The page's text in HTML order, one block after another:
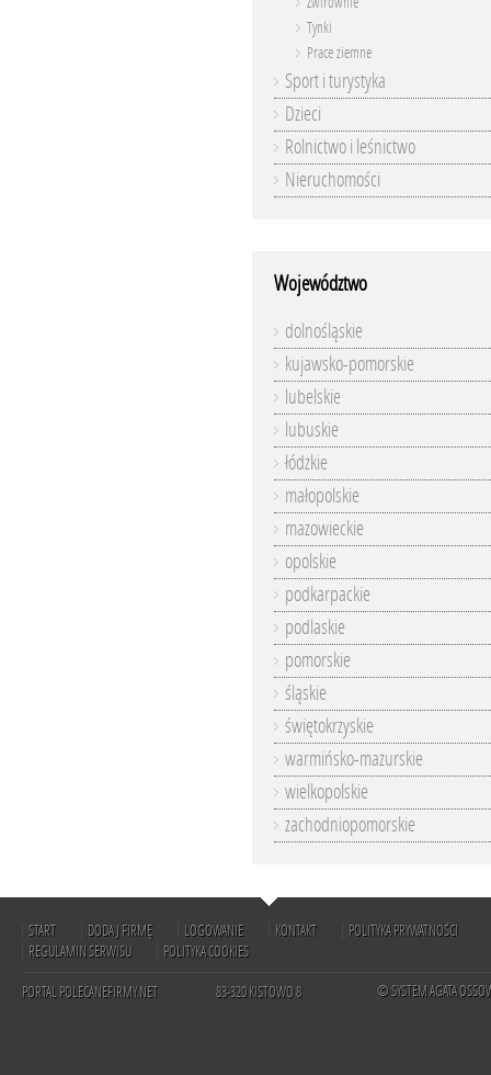
Tynki
Prace ziemne
Sport i turystyka
Dzieci
Rolnictwo i leśnictwo
Nieruchomości
Województwo
dolnośląskie
kujawsko-pomorskie
lubelskie
lubuskie
łódzkie
małopolskie
mazowieckie
opolskie
podkarpackie
podlaskie
pomorskie
śląskie
świętokrzyskie
warmińsko-mazurskie
wielkopolskie
zachodniopomorskie
START DODAJ FIRMĘ LOGOWANIE KONTAKT
POLITYKA PRYWATNOŚCI
REGULAMIN SERWISU
POLITYKA COOKIES
PORTAL POLECANEFIRMY.NET 83-320 KISTOWO 8 © SYSTEM AGATA